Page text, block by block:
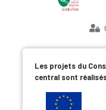
Les projets du
central sont